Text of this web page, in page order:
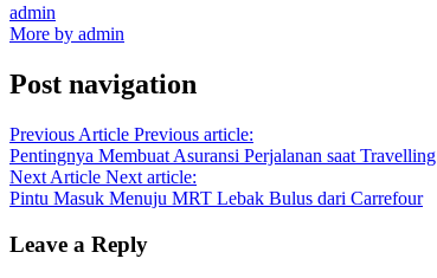
admin
More by admin
Post navigation
Previous Article Previous article:
Pentingnya Membuat Asuransi Perjalanan saat Travelling
Next Article Next article:
Pintu Masuk Menuju MRT Lebak Bulus dari Carrefour
Leave a Reply